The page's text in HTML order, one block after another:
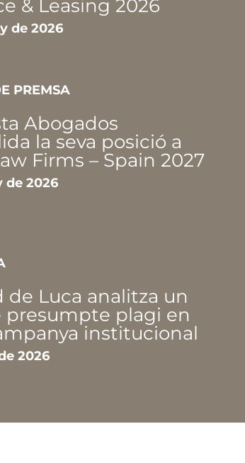
& Leasing 2026
de 2026
PREMSA
Abogados
la seva posició a
Firms – Spain 2027
de 2026
de Luca analitza un
presumpte plagi en
institucional
2026